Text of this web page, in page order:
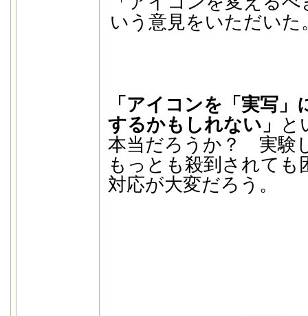
いう意見をいただいた
「アイコンを「実写
するかもしれない」
と
本当だろうか？ 実験
もっとも殺到されて
対応が大変だろう。